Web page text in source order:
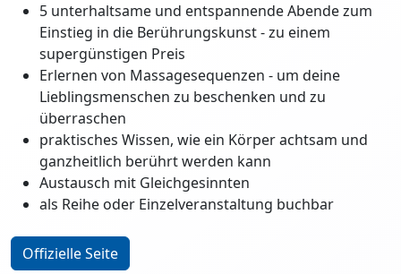
5 unterhaltsame und entspannende Abende zum
Einstieg in die Berührungskunst - zu einem
supergünstigen Preis
Erlernen von Massagesequenzen - um deine
Lieblingsmenschen zu beschenken und zu
überraschen
praktisches Wissen, wie ein Körper achtsam und
ganzheitlich berührt werden kann
Austausch mit Gleichgesinnten
als Reihe oder Einzelveranstaltung buchbar
Offizielle Seite